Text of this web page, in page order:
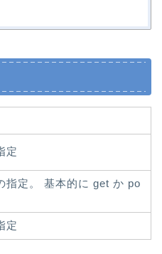
定
指定。 基本的に get か po
定